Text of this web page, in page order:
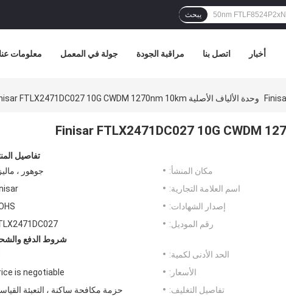
يبحث
معلومات عنا جولة في المعمل مراقبة الجودة اتصل بنا أخبار
وحدة الألياف الأصلية Finisar FTLX2471DC027 10G CWDM 1270nm 10km
تفاصيل
مكان المنشأ:
جوهور ،
اسم العلامة التجارية:
إصدار الشهادات:
رقم الموديل:
شروط الدفع
الحد الأدنى لكمية:
الأسعار:
is negotiable
تفاصيل التغليف:
حزمة مكافحة ساكنة ، التعبئة